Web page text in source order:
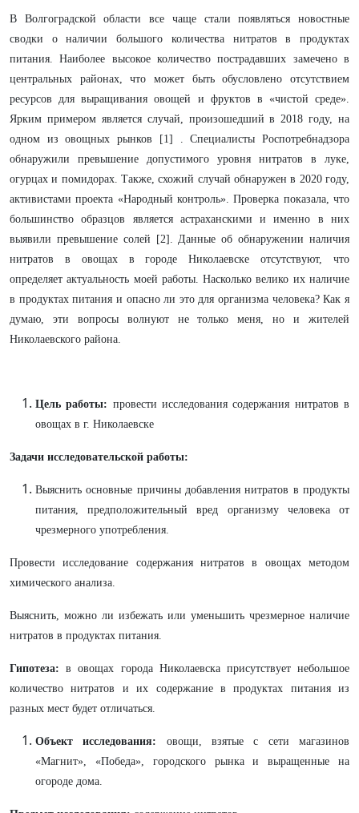
В Волгоградской области все чаще стали появляться новостные
сводки о наличии большого количества нитратов в продуктах
питания. Наиболее высокое количество пострадавших замечено в
центральных районах, что может быть обусловлено отсутствием
ресурсов для выращивания овощей и фруктов в «чистой среде».
Ярким примером является случай, произошедший в 2018 году, на
одном из овощных рынков [1] . Специалисты Роспотребнадзора
обнаружили превышение допустимого уровня нитратов в луке,
огурцах и помидорах. Также, схожий случай обнаружен в 2020 году,
активистами проекта «Народный контроль». Проверка показала, что
большинство образцов является астраханскими и именно в них
выявили превышение солей [2]. Данные об обнаружении наличия
нитратов в овощах в городе Николаевске отсутствуют, что
определяет актуальность моей работы. Насколько велико их наличие
в продуктах питания и опасно ли это для организма человека? Как я
думаю, эти вопросы волнуют не только меня, но и жителей
Николаевского района.
Цель работы: провести исследования содержания нитратов в
овощах в г. Николаевске
Задачи исследовательской работы:
Выяснить основные причины добавления нитратов в продукты
питания, предположительный вред организму человека от
чрезмерного употребления.
Провести исследование содержания нитратов в овощах методом
химического анализа.
Выяснить, можно ли избежать или уменьшить чрезмерное наличие
нитратов в продуктах питания.
Гипотеза:в овощах города Николаевска присутствует небольшое
количество нитратов и их содержание в продуктах питания из
разных мест будет отличаться.
Объект исследования: овощи, взятые с сети магазинов
«Магнит», «Победа», городского рынка и выращенные на
огороде дома.